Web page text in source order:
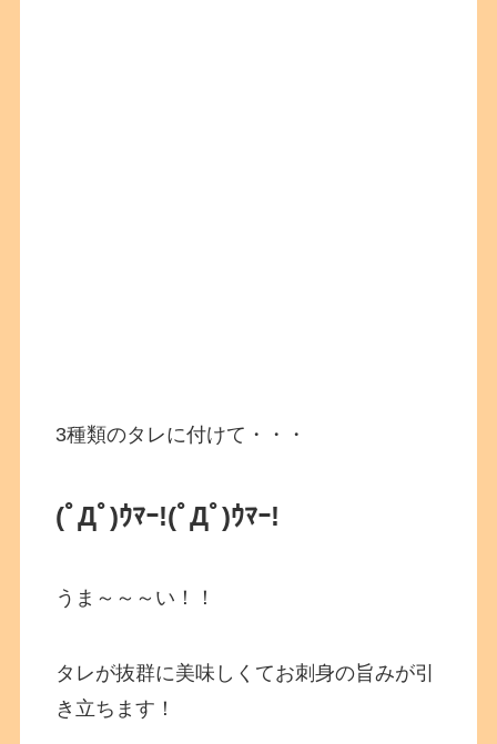
3種類のタレに付けて・・・
(ﾟДﾟ)ｳﾏｰ!(ﾟДﾟ)ｳﾏｰ!
うま～～～い！！
タレが抜群に美味しくてお刺身の旨みが引
き立ちます！